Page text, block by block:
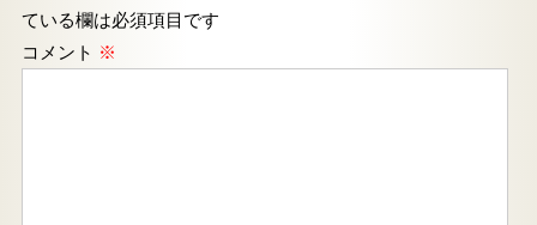
ている欄は必須項目です
コメント ※